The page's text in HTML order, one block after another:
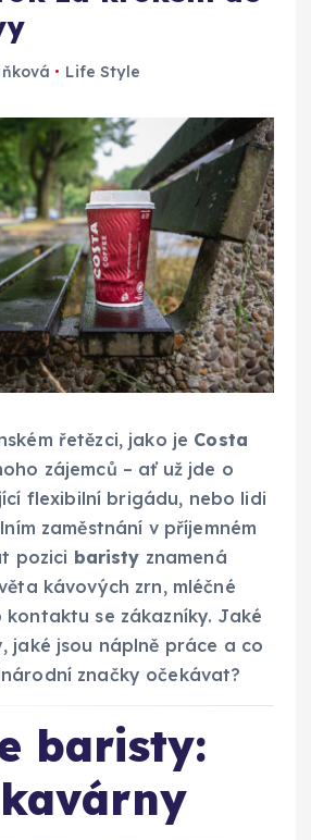
Life Style
řetězci, jako je Costa
zájemců – ať už jde o
flexibilní brigádu, nebo lidi
zaměstnání v příjemném
pozici baristy znamená
kávových zrn, mléčné
kontaktu se zákazníky. Jaké
jaké jsou náplně práce a co
značky očekávat?
baristy: